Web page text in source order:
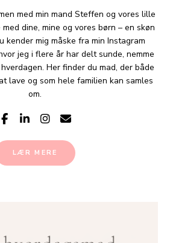
med min mand Steffen og vores lille
dine, mine og vores børn – en skøn
kender mig måske fra min Instagram
jeg i flere år har delt sunde, nemme
Her finder du mad, der både
lave og som hele familien kan samles
om.
LÆR MERE